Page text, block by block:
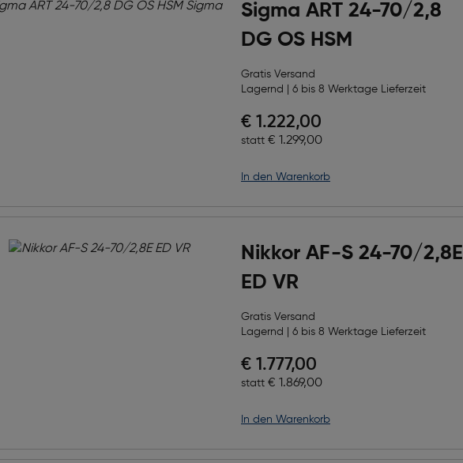
Sigma ART 24-70/2,8
DG OS HSM
Gratis Versand
Lagernd | 6 bis 8 Werktage Lieferzeit
Preis nach Rabatts
€ 1.222,00
statt Ursprünglicher Preis
€ 1.299,00
in den Warenkorb
Nikkor AF-S 24-70/2,8E
ED VR
Gratis Versand
Lagernd | 6 bis 8 Werktage Lieferzeit
Preis nach Rabatts
€ 1.777,00
statt Ursprünglicher Preis
€ 1.869,00
in den Warenkorb